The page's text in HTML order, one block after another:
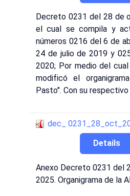
Decreto 0231 del 28 de
el cual se compila y
números 0216 del 6 de
24 de julio de 2019 y
2020; Por medio del
modificó el
Pasto". Con su respectivo
dec_
Details
Anexo Decreto 0231 del
2025. Organigrama de la